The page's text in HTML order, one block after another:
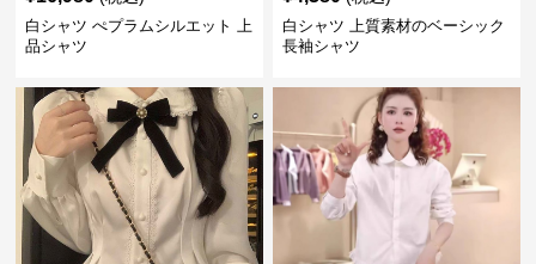
白シャツ ぺプラムシルエット 上
品シャツ
白シャツ 上質素材のベーシック
長袖シャツ